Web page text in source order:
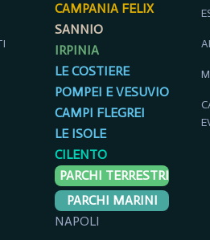
CAMPANIA FELIX
SANNIO
IRPINIA
LE COSTIERE
POMPEI E VESUVIO
CAMPI FLEGREI
LE ISOLE
CILENTO
PARCHI TERRESTRI
PARCHI MARINI
NAPOLI